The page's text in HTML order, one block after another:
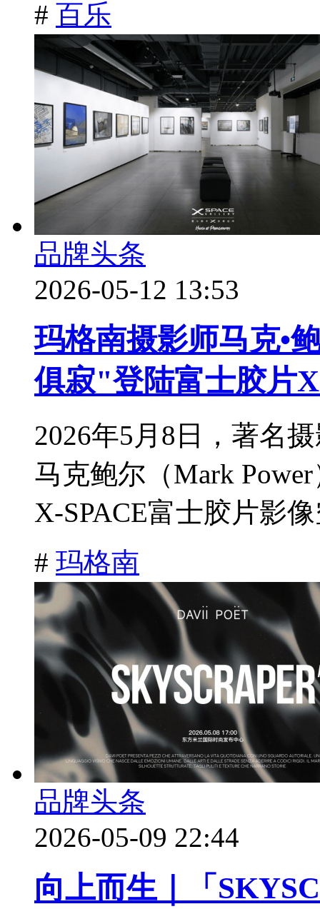
# 百乐
品牌头条
2026-05-12 13:53
玛格南摄影师马克•
俱寂"登陆富士胶片
2026年5月8日，著名
马克鲍尔（Mark
X-SPACE富士胶片影
# 玛格南
品牌头条
2026-05-09 22:44
向上而生｜「